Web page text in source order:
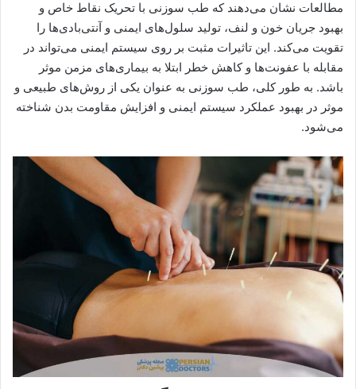
مطالعات نشان می‌دهند که طب سوزنی با تحریک نقاط خاص و
بهبود جریان خون و لنف، تولید سلول‌های ایمنی و آنتی‌بادی‌ها را
تقویت می‌کند. این تاثیرات مثبت بر روی سیستم ایمنی می‌تواند در
مقابله با عفونت‌ها و کاهش خطر ابتلا به بیماری‌های مزمن موثر
باشد. به طور کلی، طب سوزنی به عنوان یکی از روش‌های طبیعی و
موثر در بهبود عملکرد سیستم ایمنی و افزایش مقاومت بدن شناخته
می‌شود.